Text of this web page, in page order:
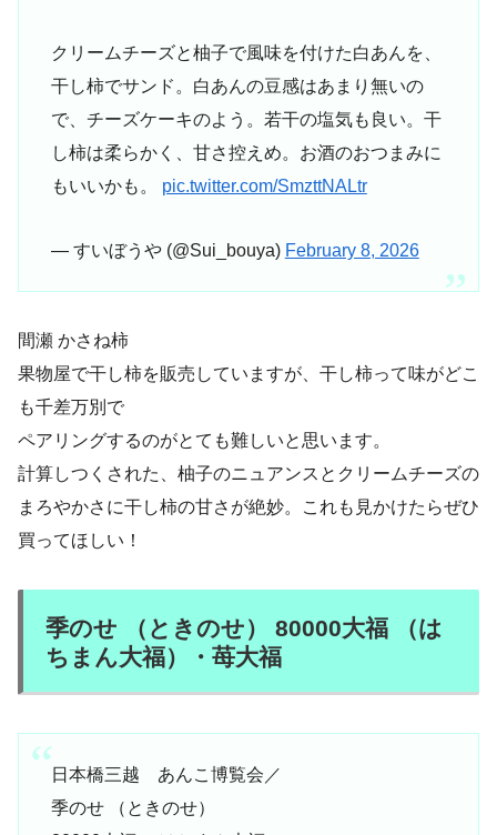
クリームチーズと柚子で風味を付けた白あんを、
干し柿でサンド。白あんの豆感はあまり無いの
で、チーズケーキのよう。若干の塩気も良い。干
し柿は柔らかく、甘さ控えめ。お酒のおつまみに
もいいかも。 pic.twitter.com/SmzttNALtr
— すいぼうや (@Sui_bouya) February 8, 2026
間瀬 かさね柿
果物屋で干し柿を販売していますが、干し柿って味がどこ
も千差万別で
ペアリングするのがとても難しいと思います。
計算しつくされた、柚子のニュアンスとクリームチーズの
まろやかさに干し柿の甘さが絶妙。これも見かけたらぜひ
買ってほしい！
季のせ （ときのせ） 80000大福 （は
ちまん大福）・苺大福
日本橋三越 あんこ博覧会／
季のせ （ときのせ）